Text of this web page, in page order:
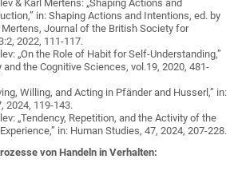
& Karl Mertens: „Shaping Actions and
in: Shaping Actions and Intentions, ed. by
Mertens, Journal of the British Society for
2022, 111-117.
„On the Role of Habit for Self-Understanding,”
and the Cognitive Sciences, vol.19, 2020, 481-
Willing, and Acting in Pfänder and Husserl,” in:
2024, 119-143.
„Tendency, Repetition, and the Activity of the
in: Human Studies, 47, 2024, 207-228.
von Handeln in Verhalten: